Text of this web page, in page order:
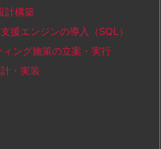
計構築
援エンジンの導入（SQL）
ィング施策の立案・実行
・実装